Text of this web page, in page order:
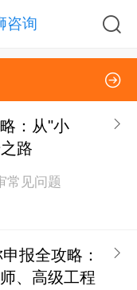
咨询
：从"小
路
常见问题
报全攻略：
、高级工程